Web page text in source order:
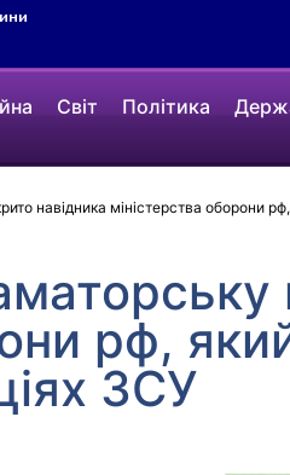
Світ Політика
навідника міністерства оборони
рф,
ЗСУ